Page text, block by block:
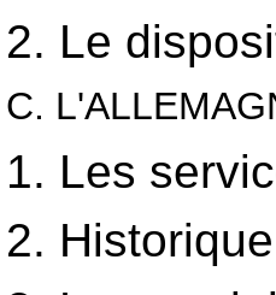
2. Le
C.
1. Les
2.